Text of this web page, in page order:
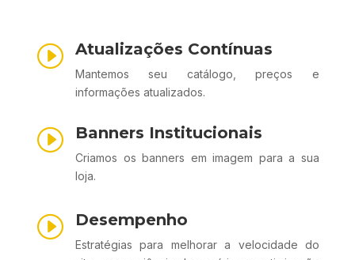
I Atualizações Contínuas
Mantemos seu catálogo, preços e
informações atualizados.
I Banners Institucionais
Criamos os banners em imagem para a sua
loja.
I Desempenho
Estratégias para melhorar a velocidade do